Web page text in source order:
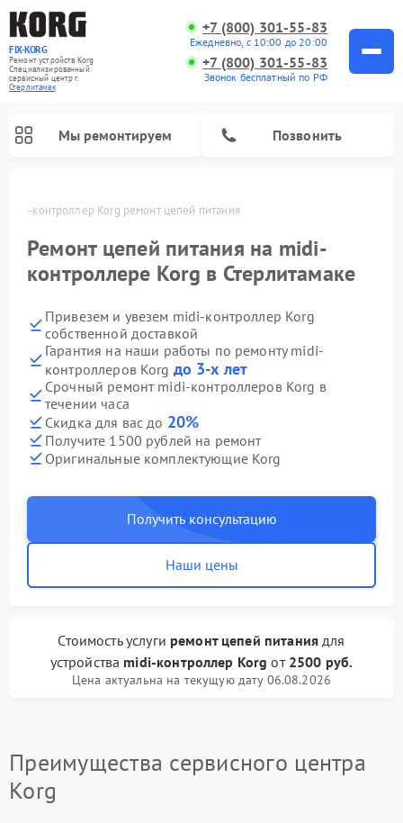
FIX-KORG
Ремонт устройств Korg
Специализированный
cервисный центр г.
Стерлитамак
+7 (800) 301-55-83
Ежедневно, с 10:00 до 20:00
+7 (800) 301-55-83
Звонок бесплатный по РФ
Мы ремонтируем Позвонить
Midi-контроллер Korg ремонт цепей питания
Ремонт цепей питания на midi-
контроллере Korg в Стерлитамаке
Привезем и увезем midi-контроллер Korg
собственной доставкой
Гарантия на наши работы по ремонту midi-
контроллеров Korg до 3-х лет
Срочный ремонт midi-контроллеров Korg в
течении часа
Скидка для вас до 20%
Получите 1500 рублей на ремонт
Оригинальные комплектующие Korg
Получить консультацию
Наши цены
Стоимость услуги ремонт цепей питаниядля
устройства midi-контроллер Korg от 2500 руб.
Цена актуальна на текущую дату 06.08.2026
Преимущества сервисного центра
Korg